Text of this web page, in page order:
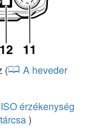
(
A heveder
érzékenység
)